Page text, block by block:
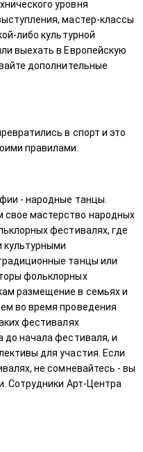
уровня
мастер-классы
либо культурной
выехать в Европейскую
дополнительные
в спорт и это
правилами.
- народные танцы.
мастерство народных
фестивалях, где
танцы или
фольклорных
размещение в семьях и
во время проведения
фестивалях
до начала фестиваля, и
для участия. Если
не сомневайтесь - вы
Сотрудники Арт-Центра